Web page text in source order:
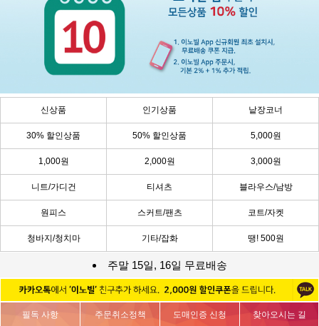
신상품 인기상품 낱장코너
30% 할인상품 50% 할인상품 5,000원
1,000원 2,000원 3,000원
니트/가디건 티셔츠 블라우스/남방
원피스 스커트/팬츠 코트/자켓
청바지/청치마 기타/잡화 땡! 500원
주말 15일, 16일 무료배송
필독 사항 주문취소정책 도매인증 신청 찾아오시는 길